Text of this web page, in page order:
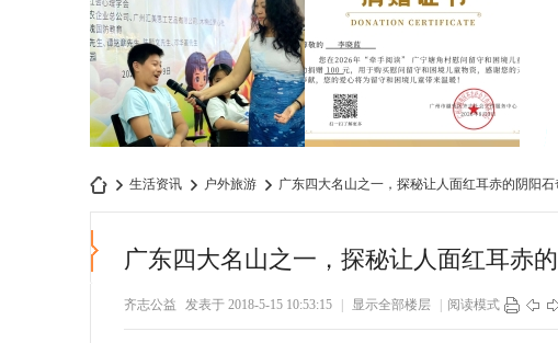
为儿童成长赋能｜2026“成
37 1
李晓蓝捐赠证书
70 1
生活资讯 户外旅游 广东四大名山之一，探秘让人面红耳赤的阴阳石
广东四大名山之一，探秘让人面红耳赤
齐志公益 发表于 2018-5-15 10:53:15 显示全部楼层 阅读模式